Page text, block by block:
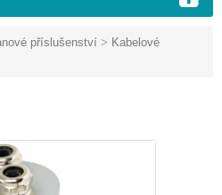
příslušenství > Kabelové